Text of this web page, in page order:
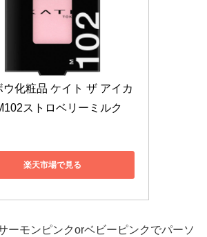
ウ化粧品 ケイト ザ アイカ
ストロベリーミルク
楽天市場で見る
ーモンピンクorベビーピンクでパーソ